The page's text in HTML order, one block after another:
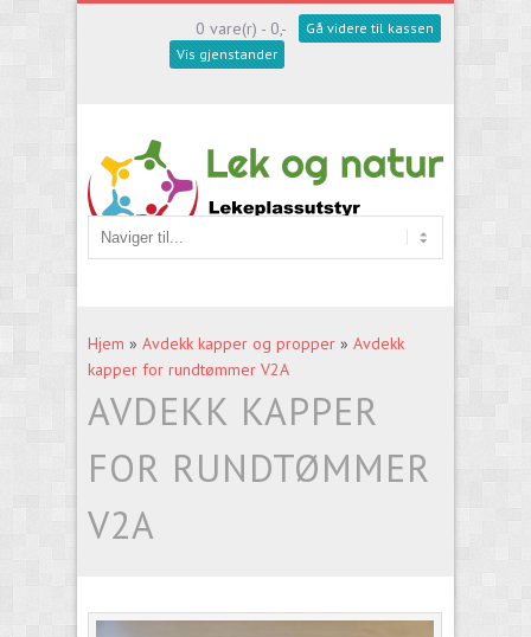
0 vare(r) - 0,-
Gå videre til kassen
Vis gjenstander
Hjem » Avdekk kapper og propper » Avdekk
kapper for rundtømmer V2A
AVDEKK KAPPER
FOR RUNDTØMMER
V2A